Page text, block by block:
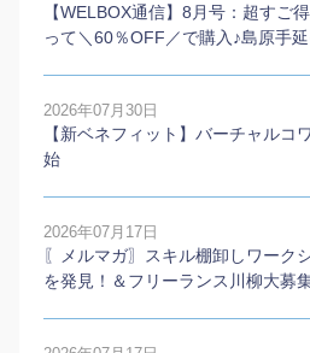
【WELBOX通信】8月号：超すご
って＼60％OFF／で購入♪島原手
2026年07月30日
【新ベネフィット】バーチャルコ
始
2026年07月17日
〖メルマガ〗スキル棚卸しワーク
を発見！＆フリーランス川柳大募